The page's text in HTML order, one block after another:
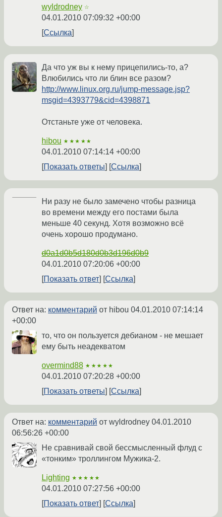
wyldrodney ☆
04.01.2010 07:09:32 +00:00
Ссылка
Да что уж вы к нему прицепились-то, а?
Влюбились что ли блин все разом?
http://www.linux.org.ru/jump-message.jsp?
msgid=4393779&cid=4398871
Отстаньте уже от человека.
hibou ★★★★★
04.01.2010 07:14:14 +00:00
Показать ответы
Ссылка
Ни разу не было замечено чтобы разница
во времени между его постами была
меньше 40 секунд. Хотя возможно всё
очень хорошо продумано.
d0a1d0b5d180d0b3d196d0b9
04.01.2010 07:20:06 +00:00
Показать ответ
Ссылка
Ответ на: комментарий от hibou 04.01.2010 07:14:14
+00:00
то, что он пользуется дебианом - не мешает
ему быть неадекватом
overmind88 ★★★★★
04.01.2010 07:20:28 +00:00
Показать ответы
Ссылка
Ответ на: комментарий от wyldrodney 04.01.2010
06:56:26 +00:00
Не сравнивай свой бессмысленный флуд с
«тонким» троллингом Мужика-2.
Lighting ★★★★★
04.01.2010 07:27:56 +00:00
Показать ответ
Ссылка